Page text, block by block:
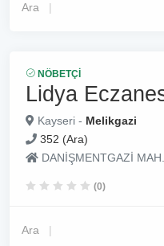
Ara
NÖBETÇI
Lidya
Kayseri - Melikgazi
352 (Ara)
DANİŞMENTGAZİ
(0)
Ara